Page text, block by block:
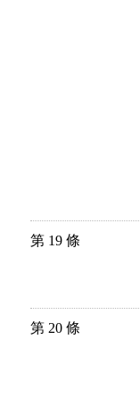
第 19 條
第 20 條